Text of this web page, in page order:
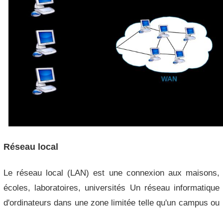
Réseau local
Le réseau local (LAN) est une connexion aux maisons,
écoles, laboratoires, universités Un réseau informatique
d'ordinateurs dans une zone limitée telle qu'un campus ou